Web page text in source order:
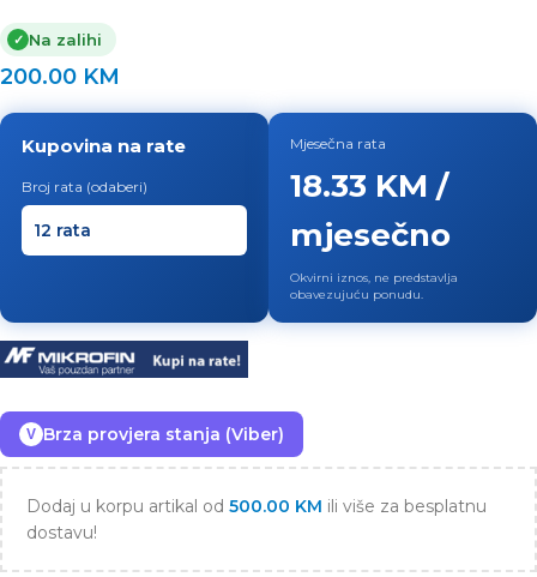
✓ Na zalihi
200.00 KM
Kupovina na rate
Broj rata (odaberi)
Mjesečna rata
18.33 KM /
mjesečno
Okvirni iznos, ne predstavlja
obavezujuću ponudu.
V Brza provjera stanja (Viber)
Dodaj u korpu artikal od 500.00 KM ili više za besplatnu
dostavu!